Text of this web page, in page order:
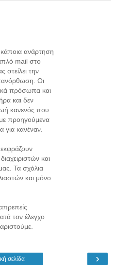
κάποια ανάρτηση
mail στο
την
Οι
πρόσωπα και
και δεν
κανενός που
προηγούμενα
για κανέναν.
και
Τα σχόλια
και μόνο
τον έλεγχο
›
σελίδα